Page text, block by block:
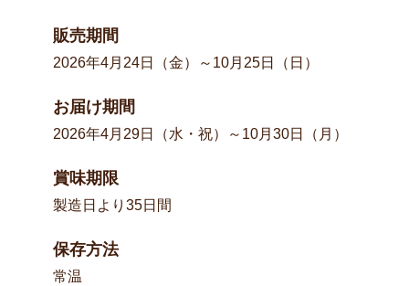
販売期間
2026年4月24日（金）～10月25日（日）
お届け期間
2026年4月29日（水・祝）～10月30日（月）
賞味期限
製造日より35日間
保存方法
常温